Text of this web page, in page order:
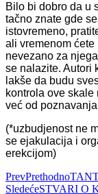
Bilo bi dobro da u
tačno znate gde
istovremeno,
ali vremenom
nevezano za
se nalazite. Autori
lakše da budu
kontrola ove
već od
(*uzbudjenost ne
se ejakulacija i
erekcijom)
PrevPrethodno
SledećeSTVARI O